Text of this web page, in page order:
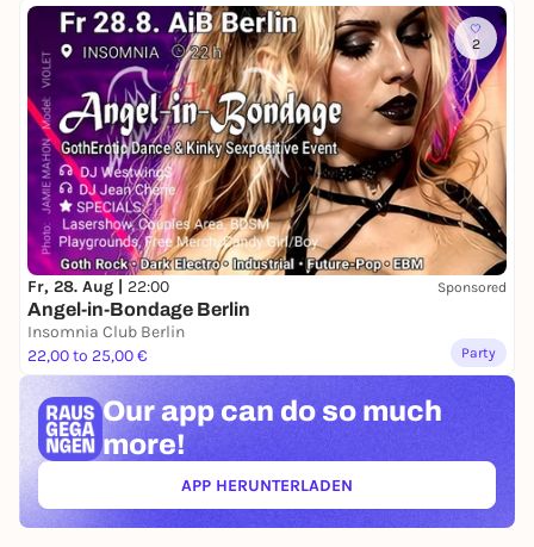
2
Fr, 28. Aug | 22:00 Sponsored
Angel-in-Bondage Berlin
Insomnia Club Berlin
22,00 to 25,00 €
Party
Our app can do so much
more!
APP HERUNTERLADEN(ÖFFNET IN NEUEM TAB)